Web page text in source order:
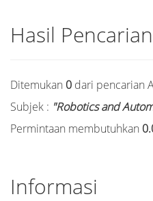
Hasil Pencarian
Ditemukan 0 dari pencarian
Subjek : "Robotics and
Permintaan membutuhkan
Informasi